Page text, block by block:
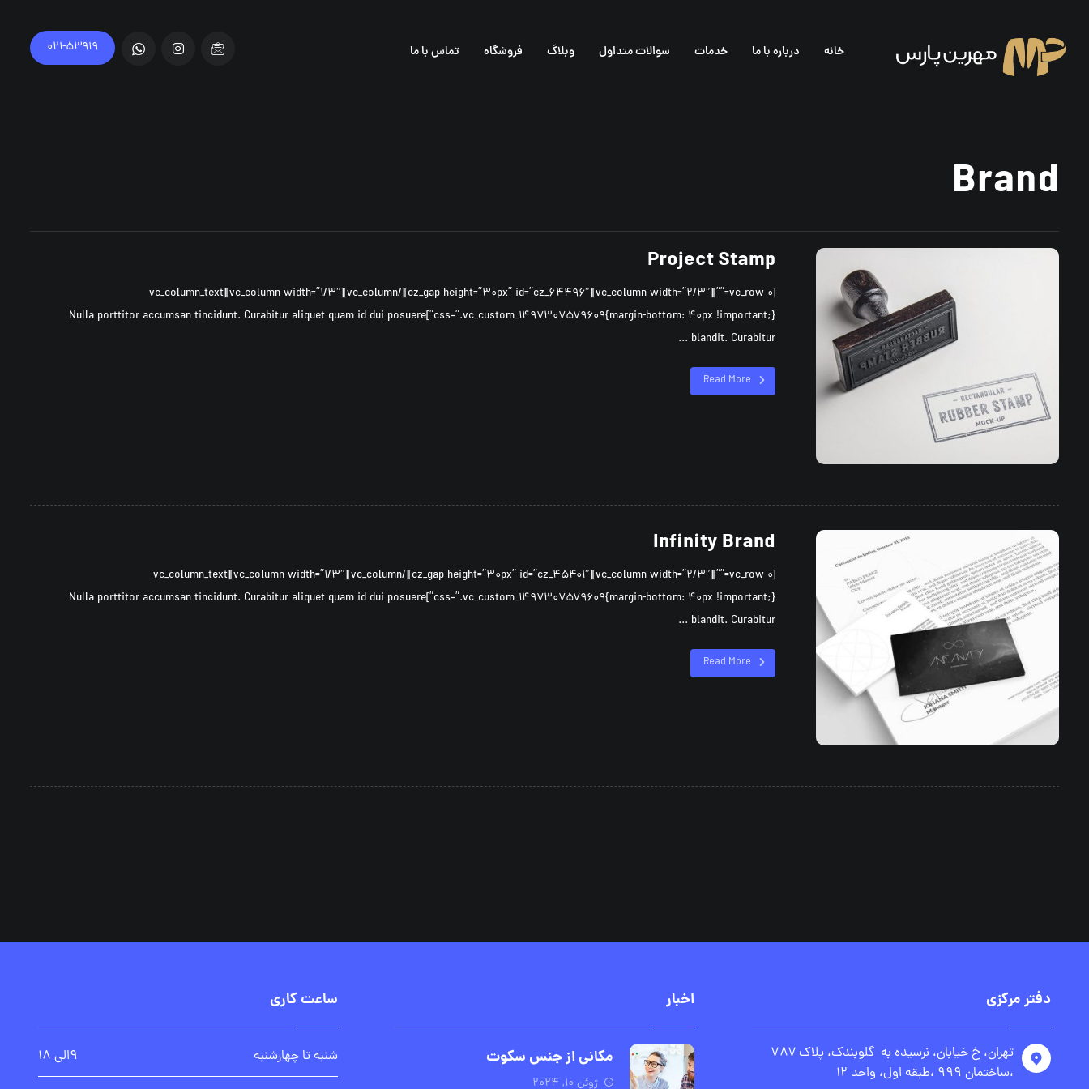
خانه درباره با ما خدمات سوالات متداول وبلاگ فروشگاه تماس با ما ۰۲۱-۵۳۹۱۹
Brand
Project Stamp
[vc_row ۰=””][vc_column width=”۲/۳″][cz_gap height=”۳۰px” id=”cz_۶۴۴۹۶″][/vc_column][vc_column width=”۱/۳″][vc_column_text
css=”.vc_custom_۱۴۹۷۳۰۷۵۷۹۶۰۹{margin-bottom: ۴۰px !important;}”]Nulla porttitor accumsan tincidunt. Curabitur aliquet quam id dui posuere
blandit. Curabitur ...
Read More
Infinity Brand
[vc_row ۰=””][vc_column width=”۲/۳″][cz_gap height=”۳۰px” id=”cz_۴۵۴۰۱″][/vc_column][vc_column width=”۱/۳″][vc_column_text
css=”.vc_custom_۱۴۹۷۳۰۷۵۷۹۶۰۹{margin-bottom: ۴۰px !important;}”]Nulla porttitor accumsan tincidunt. Curabitur aliquet quam id dui posuere
blandit. Curabitur ...
Read More
دفتر مرکزی
تهران، خ خیابان، نرسیده به گلوبندک، پلاک ۷۸۷
،ساختمان ۹۹۹ ،طبقه اول، واحد ۱۲
اخبار
مکانی از جنس سکوت
ژوئن ۱۰, ۲۰۲۴
ساعت کاری
شنبه تا چهارشنبه ۹الی ۱۸